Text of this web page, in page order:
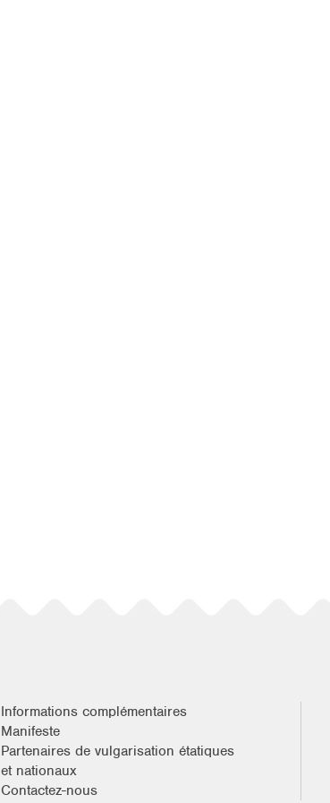
Informations complémentaires
Manifeste
Partenaires de vulgarisation étatiques
et nationaux
Contactez-nous